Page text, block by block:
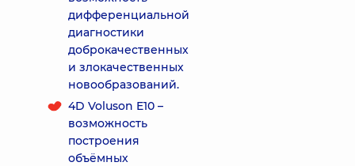
дифференциальной
диагностики
доброкачественных
и злокачественных
новообразований.
4D Voluson E10 –
возможность
построения
объёмных